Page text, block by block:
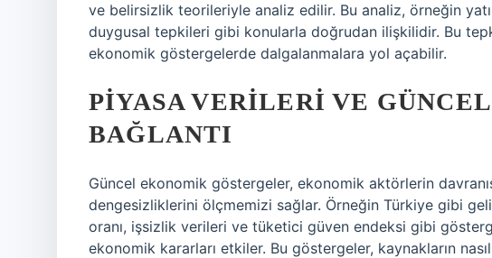
ve belirsizlik teorileriyle analiz edilir. Bu analiz, örneğin
duygusal tepkileri gibi konularla doğrudan ilişkilidir. Bu
ekonomik göstergelerde dalgalanmalara yol açabilir.
PIYASA VERILERI VE
BAĞLANTI
Güncel ekonomik göstergeler, ekonomik aktörlerin
dengesizliklerini ölçmemizi sağlar. Örneğin Türkiye gibi
oranı, işsizlik verileri ve tüketici güven endeksi gibi
ekonomik kararları etkiler. Bu göstergeler, kaynakların